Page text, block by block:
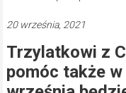
20 września, 2021
Trzylatkowi z
pomóc także